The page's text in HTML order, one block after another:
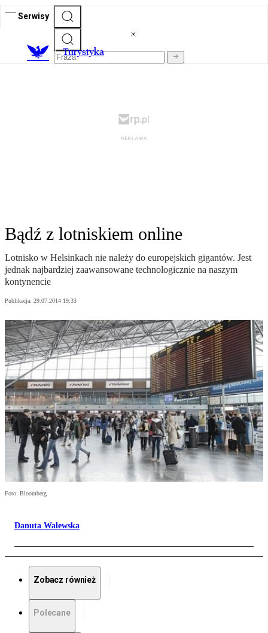
Serwisy
Turystyka
Bądź z lotniskiem online
Lotnisko w Helsinkach nie należy do europejskich gigantów. Jest
jednak najbardziej zaawansowane technologicznie na naszym
kontynencie
Publikacja: 29.07.2014 19:33
Foto: Bloomberg
Danuta Walewska
Zobacz również
Polecane